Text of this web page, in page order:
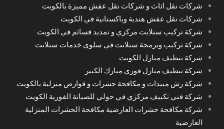
شركات نقل اثاث و شركات نقل عفش مميزة بالكويت
شركات نقل عفش هندية وباكستانية في الكويت
شركة تركيب ستلايت مركزي و تمديد قسائم في الكويت
شركة تركيب وبرمجة ستلايت في سلوى خدمات ستلايت
شركة تنظيف منازل الكويت
شركة تنظيف منازل فوري مبارك الكبير
شركة رش مبيدات و مكافحة حشرات و قوارض منزلية بالكويت
شركة فني تكييف مركزي في حولي للصيانة الفورية الكويت
شركة مكافحة حشرات العارضية مكافحة الحشرات المنزلية
العارضية